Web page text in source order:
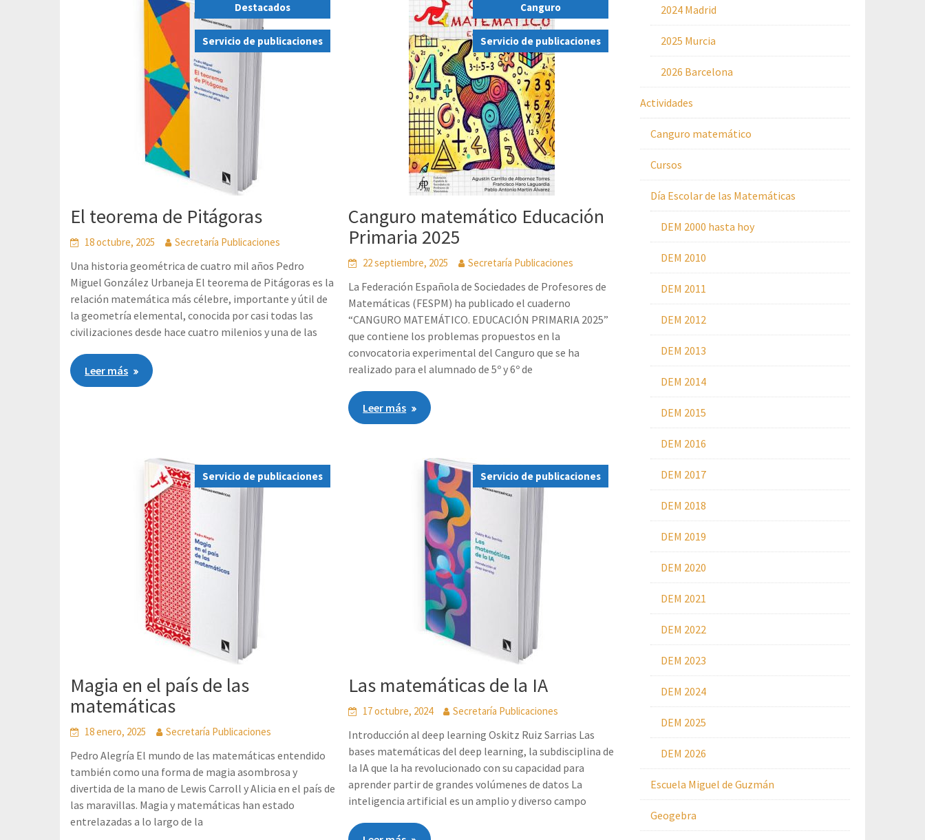
Destacados
,
Servicio de publicaciones
El teorema de Pitágoras
18 octubre, 2025 Secretaría Publicaciones
Una historia geométrica de cuatro mil años Pedro
Miguel González Urbaneja El teorema de Pitágoras es la
relación matemática más célebre, importante y útil de
la geometría elemental, conocida por casi todas las
civilizaciones desde hace cuatro milenios y una de las
Leer más
Canguro
,
Servicio de publicaciones
Canguro matemático Educación
Primaria 2025
22 septiembre, 2025 Secretaría Publicaciones
La Federación Española de Sociedades de Profesores de
Matemáticas (FESPM) ha publicado el cuaderno
“CANGURO MATEMÁTICO. EDUCACIÓN PRIMARIA 2025”
que contiene los problemas propuestos en la
convocatoria experimental del Canguro que se ha
realizado para el alumnado de 5º y 6º de
Leer más
Servicio de publicaciones
Magia en el país de las
matemáticas
18 enero, 2025 Secretaría Publicaciones
Pedro Alegría El mundo de las matemáticas entendido
también como una forma de magia asombrosa y
divertida de la mano de Lewis Carroll y Alicia en el país de
las maravillas. Magia y matemáticas han estado
entrelazadas a lo largo de la
Servicio de publicaciones
Las matemáticas de la IA
17 octubre, 2024 Secretaría Publicaciones
Introducción al deep learning Oskitz Ruiz Sarrias Las
bases matemáticas del deep learning, la subdisciplina de
la IA que la ha revolucionado con su capacidad para
aprender partir de grandes volúmenes de datos La
inteligencia artificial es un amplio y diverso campo
2024 Madrid
2025 Murcia
2026 Barcelona
Actividades
Canguro matemático
Cursos
Día Escolar de las Matemáticas
DEM 2000 hasta hoy
DEM 2010
DEM 2011
DEM 2012
DEM 2013
DEM 2014
DEM 2015
DEM 2016
DEM 2017
DEM 2018
DEM 2019
DEM 2020
DEM 2021
DEM 2022
DEM 2023
DEM 2024
DEM 2025
DEM 2026
Escuela Miguel de Guzmán
Geogebra